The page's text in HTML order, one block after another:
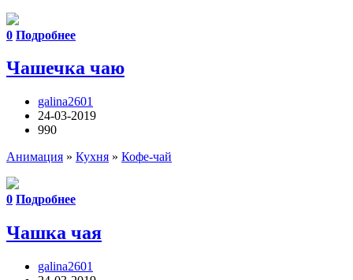
0 Подробнее
Чашечка чаю
galina2601
24-03-2019
990
Анимация » Кухня » Кофе-чай
0 Подробнее
Чашка чая
galina2601